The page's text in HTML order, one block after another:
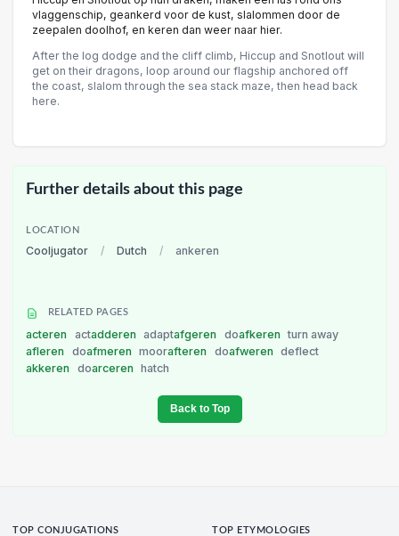
vlaggenschip, geankerd voor de kust, slalommen door de
zeepalen doolhof, en keren dan weer naar hier.
After the log dodge and the cliff climb, Hiccup and Snotlout will
get on their dragons, loop around our flagship anchored off
the coast, slalom through the sea stack maze, then head back
here.
Further details about this page
LOCATION
Cooljugator / Dutch / ankeren
RELATED PAGES
acteren actadderen adaptafgeren doafkeren
turn away
afleren
doafmeren moorafteren doafweren
deflect
akkeren
doarceren hatch
Back to Top
TOP CONJUGATIONS TOP ETYMOLOGIES